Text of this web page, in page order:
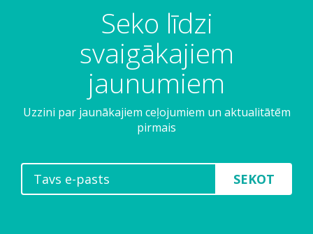
Seko līdzi
svaigākajiem
jaunumiem
Uzzini par jaunākajiem ceļojumiem un aktualitātēm
pirmais
SEKOT